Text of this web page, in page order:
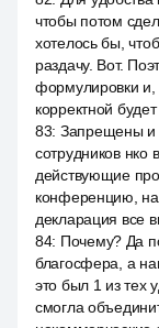
чтобы потом
хотелось бы,
раздачу. Вот.
формулировки
корректной
83: Запрещены и
сотрудников нко
действующие
конференцию, на
декларация все
84: Почему? Да
благосфера, а
это был 1 из тех
смогла